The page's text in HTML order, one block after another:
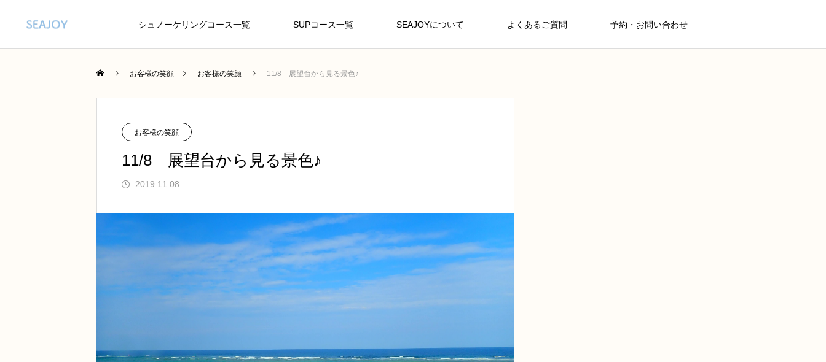
シュノーケリングコース一覧 SUPコース一覧 SEAJOYについて よくあるご質問 予約・お問い合わせ
お客様の笑顔 お客様の笑顔 11/8 展望台から見る景色♪
お客様の笑顔
11/8 展望台から見る景色♪
2019.11.08